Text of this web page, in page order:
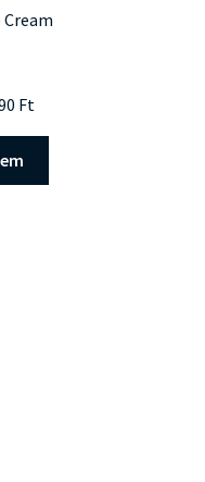
Ft.
Ft
price
14.990 Ft.